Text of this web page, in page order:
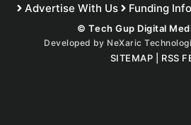
Advertise With Us
Funding
© Tech Gup Digital
Developed by NeXaric
SITEMAP RSS